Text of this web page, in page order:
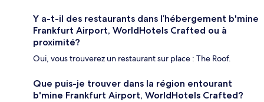
Y a-t-il des restaurants dans l’hébergement b'mine
Frankfurt Airport, WorldHotels Crafted ou à
proximité?
Oui, vous trouverez un restaurant sur place : The Roof.
Que puis-je trouver dans la région entourant
b'mine Frankfurt Airport, WorldHotels Crafted?